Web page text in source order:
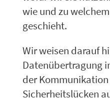
wie und zu
geschieht.
Wir weisen darauf
Datenübertragung
der Kommunikation
Sicherheitslücken